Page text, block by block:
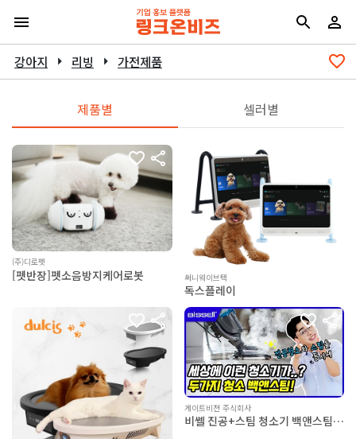
강아지 arrow_right 리빙 arrow_right 가전제품
제품별 셀러별
(주)디로펫
[펫반장]펫소음방지케어로봇 써니웨이브텍
독스플레이
게이트비젼 주식회사
비쎌 진공+스팀 청소기 백앤스팀